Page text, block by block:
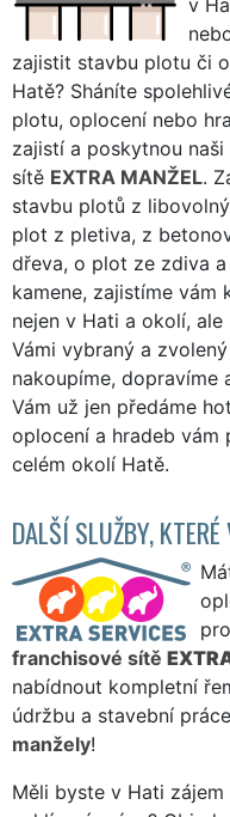
zajistit stavbu plotu či
Hatě? Sháníte
plotu, oplocení nebo
zajistí a poskytnou
sítě EXTRA MANŽEL.
stavbu plotů z
plot z pletiva, z
dřeva, o plot ze zdiva
kamene, zajistíme vám
nejen v Hati a okolí, ale
Vámi vybraný a
nakoupíme, dopravíme
Vám už jen předáme
oplocení a hradeb vám
celém okolí Hatě.
DALŠÍ SLUŽBY,
franchisové sítě
nabídnout kompletní
údržbu a stavební
manžely!
Měli byste v Hati